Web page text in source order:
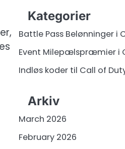
Kategorier
Battle Pass Belønninger i
Event Milepælspræmier i
Indløs koder til Call of
Arkiv
March 2026
February 2026